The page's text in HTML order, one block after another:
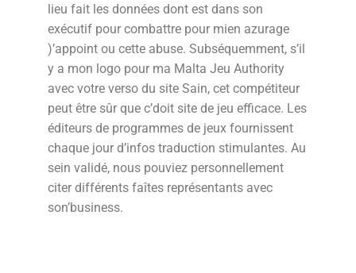
lieu fait les données dont est dans son
exécutif pour combattre pour mien azurage
)’appoint ou cette abuse. Subséquemment, s’il
y a mon logo pour ma Malta Jeu Authority
avec votre verso du site Sain, cet compétiteur
peut être sûr que c’doit site de jeu efficace. Les
éditeurs de programmes de jeux fournissent
chaque jour d’infos traduction stimulantes. Au
sein validé, nous pouviez personnellement
citer différents faîtes représentants avec
son’business.